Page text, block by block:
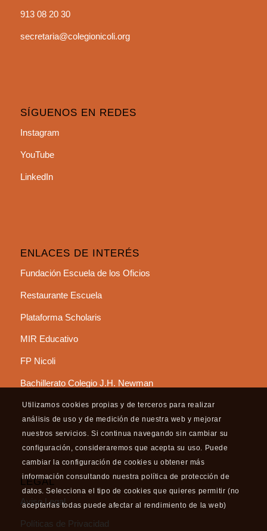
913 08 20 30
secretaria@colegionicoli.org
SÍGUENOS EN REDES
Instagram
YouTube
LinkedIn
ENLACES DE INTERÉS
Fundación Escuela de los Oficios
Restaurante Escuela
Plataforma Scholaris
MIR Educativo
FP Nicoli
Bachillerato Colegio J.H. Newman
LEGAL
Aviso Legal
Políticas de Privacidad
Utilizamos cookies propias y de terceros para realizar
análisis de uso y de medición de nuestra web y mejorar
nuestros servicios. Si continua navegando sin cambiar su
configuración, consideraremos que acepta su uso. Puede
cambiar la configuración de cookies u obtener más
información consultando nuestra política de protección de
datos. Selecciona el tipo de cookies que quieres permitir (no
aceptarlas todas puede afectar al rendimiento de la web)